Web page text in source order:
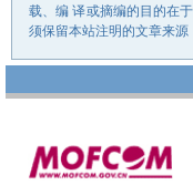
载、编 译或摘编的目的在
须保留本站注明的文章来源